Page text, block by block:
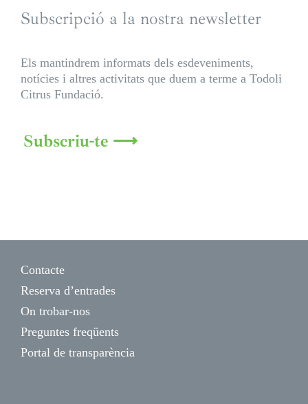
Subscripció a la nostra newsletter
Els mantindrem informats dels esdeveniments,
notícies i altres activitats que duem a terme a Todoli
Citrus Fundació.
Subscriu-te ⟶
Contacte
Reserva d’entrades
On trobar-nos
Preguntes freqüents
Portal de transparència